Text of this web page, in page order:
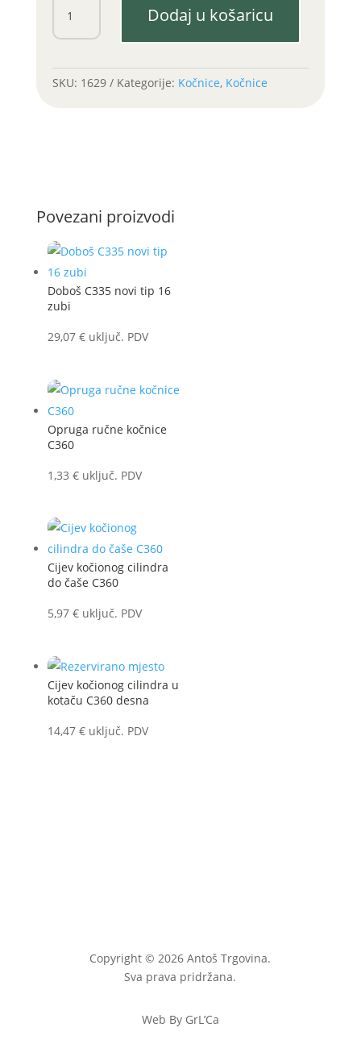
kočnice
C360/Zetor
Dodaj u košaricu
SKU: 1629 Kategorije: Kočnice, Kočnice
Povezani proizvodi
Doboš C335 novi tip 16
zubi
29,07 € uključ. PDV
Opruga ručne kočnice
C360
1,33 € uključ. PDV
Cijev kočionog cilindra
do čaše C360
5,97 € uključ. PDV
Cijev kočionog cilindra u
kotaču C360 desna
14,47 € uključ. PDV
Copyright © 2026 Antoš Trgovina.
Sva prava pridržana.
Web By GrL’Ca